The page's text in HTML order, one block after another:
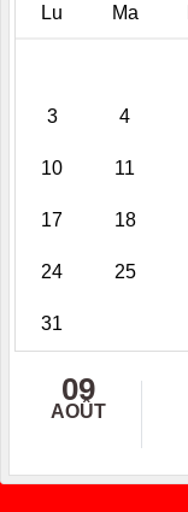
Lu Ma
3 4
10 11
17 18
24 25
31
09
AOÛT